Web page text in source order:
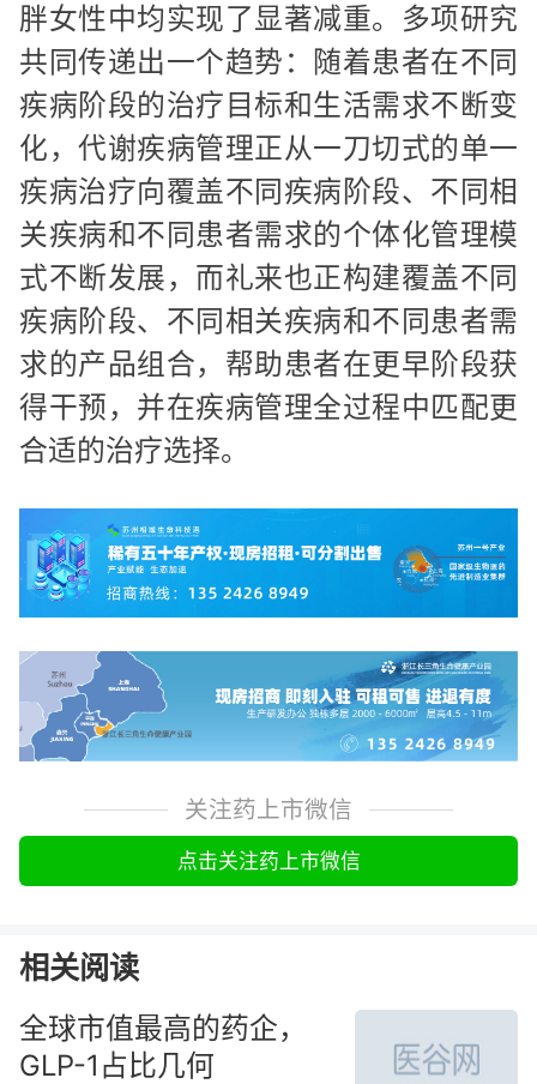
胖女性中均实现了显著减重。多项研究
共同传递出一个趋势：随着患者在不同
疾病阶段的治疗目标和生活需求不断变
化，代谢疾病管理正从一刀切式的单一
疾病治疗向覆盖不同疾病阶段、不同相
关疾病和不同患者需求的个体化管理模
式不断发展，而礼来也正构建覆盖不同
疾病阶段、不同相关疾病和不同患者需
求的产品组合，帮助患者在更早阶段获
得干预，并在疾病管理全过程中匹配更
合适的治疗选择。
关注药上市微信
点击关注药上市微信
相关阅读
全球市值最高的药企，
GLP-1占比几何